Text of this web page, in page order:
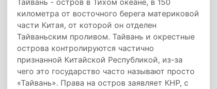
Тайвань - остров в Тихом океане, в 150
километра от восточного берега материковой
части Китая, от которой он отделен
Тайваньским проливом. Тайвань и окрестные
острова контролируются частично
признанной Китайской Республикой, из-за
чего это государство часто называют просто
«Тайвань». Права на остров заявляет КНР, с